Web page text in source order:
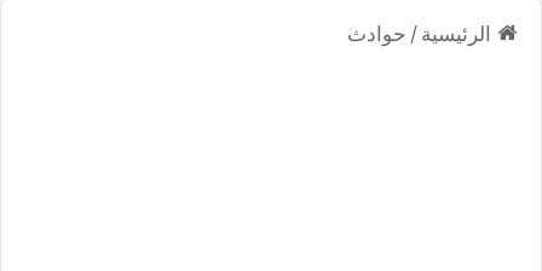
الرئيسية / حوادث